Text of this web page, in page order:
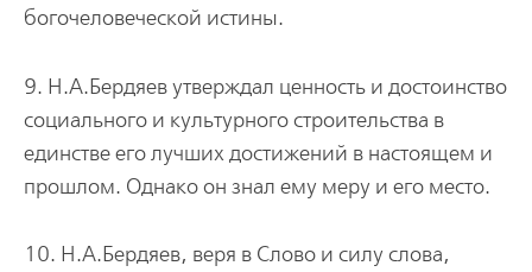
богочеловеческой истины.
9. Н.А.Бердяев утверждал ценность и достоинство
социального и культурного строительства в
единстве его лучших достижений в настоящем и
прошлом. Однако он знал ему меру и его место.
10. Н.А.Бердяев, веря в Слово и силу слова,